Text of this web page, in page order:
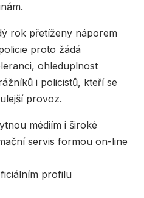
rok přetíženy náporem
proto žádá
ohleduplnost
i policistů, kteří se
provoz.
médiím i široké
servis formou on-line
profilu